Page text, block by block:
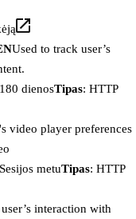
Used to track user’s
dienosTipas: HTTP
video player preferences
metuTipas: HTTP
interaction with